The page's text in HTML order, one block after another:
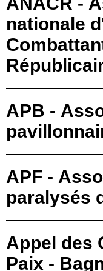
nationale
APB -
APF -
paralysés
Appel des
Paix -